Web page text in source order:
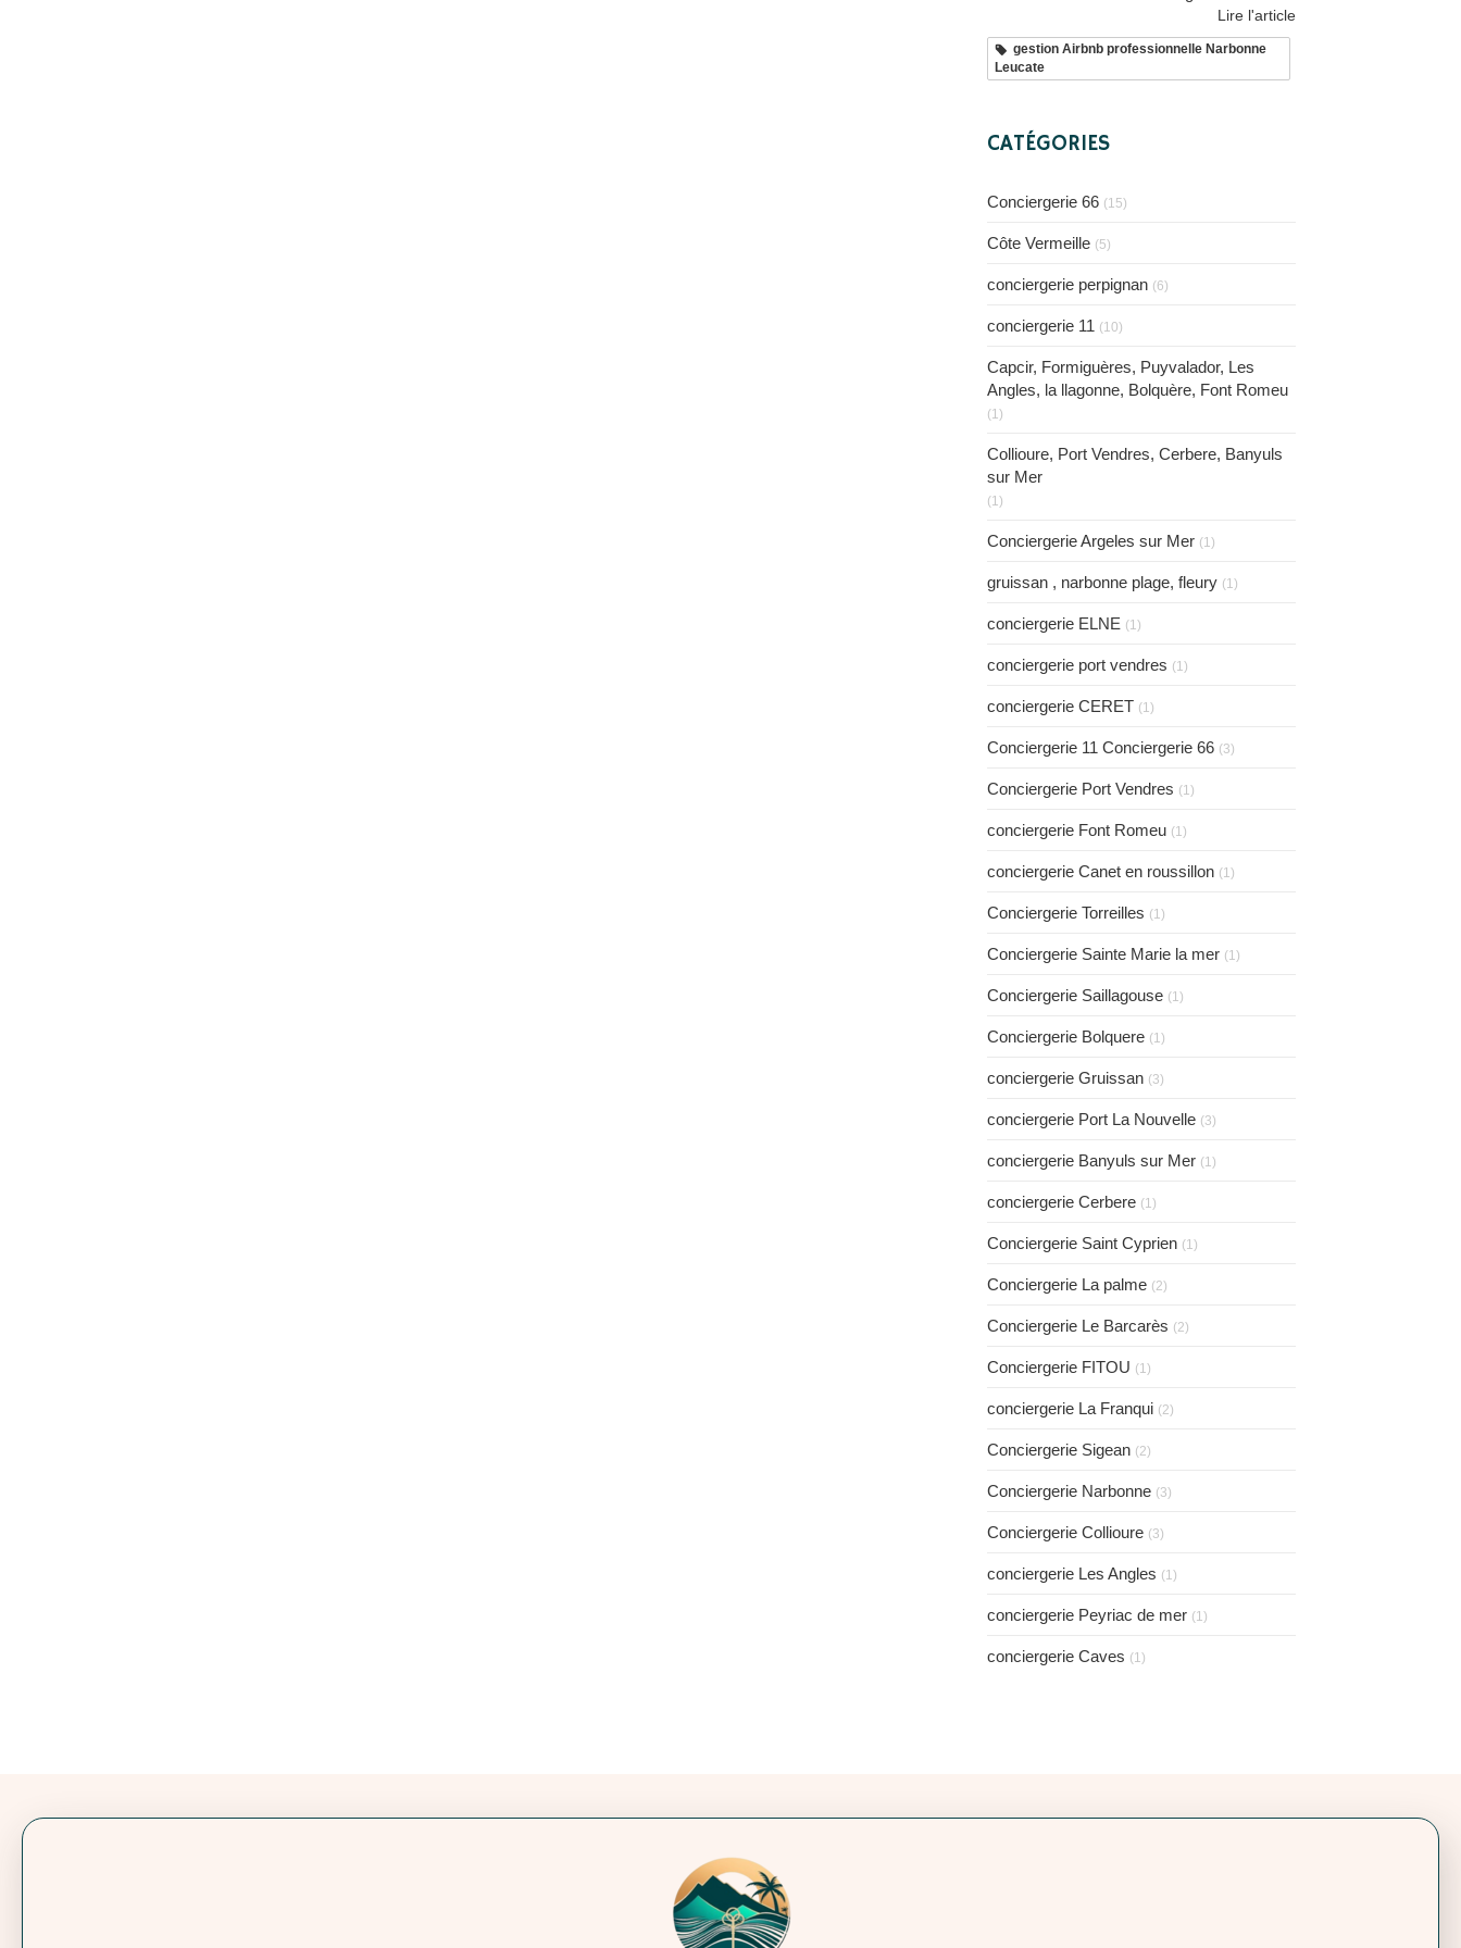
Lire l'article
gestion Airbnb professionnelle Narbonne
Leucate
CATÉGORIES
Conciergerie 66 (15)
Côte Vermeille (5)
conciergerie perpignan (6)
conciergerie 11 (10)
Capcir, Formiguères, Puyvalador, Les
Angles, la llagonne, Bolquère, Font Romeu
(1)
Collioure, Port Vendres, Cerbere, Banyuls
sur Mer
(1)
Conciergerie Argeles sur Mer (1)
gruissan , narbonne plage, fleury (1)
conciergerie ELNE (1)
conciergerie port vendres (1)
conciergerie CERET (1)
Conciergerie 11 Conciergerie 66 (3)
Conciergerie Port Vendres (1)
conciergerie Font Romeu (1)
conciergerie Canet en roussillon (1)
Conciergerie Torreilles (1)
Conciergerie Sainte Marie la mer (1)
Conciergerie Saillagouse (1)
Conciergerie Bolquere (1)
conciergerie Gruissan (3)
conciergerie Port La Nouvelle (3)
conciergerie Banyuls sur Mer (1)
conciergerie Cerbere (1)
Conciergerie Saint Cyprien (1)
Conciergerie La palme (2)
Conciergerie Le Barcarès (2)
Conciergerie FITOU (1)
conciergerie La Franqui (2)
Conciergerie Sigean (2)
Conciergerie Narbonne (3)
Conciergerie Collioure (3)
conciergerie Les Angles (1)
conciergerie Peyriac de mer (1)
conciergerie Caves (1)